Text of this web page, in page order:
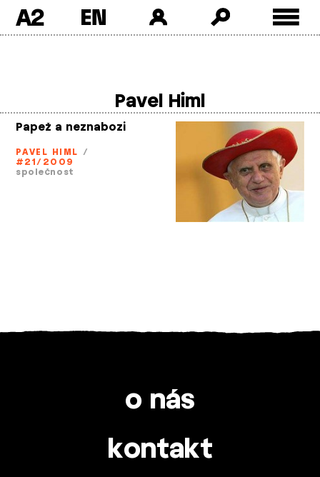
A2
Pavel Himl
Papež a neznabozi
PAVEL HIML /
#21/2009
společnost
o nás
kontakt